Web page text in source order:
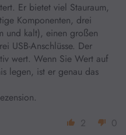
Er bietet viel Stauraum,
Komponenten, drei
und kalt), einen großen
USB-Anschlüsse. Der
wert. Wenn Sie Wert auf
legen, ist er genau das
2
0